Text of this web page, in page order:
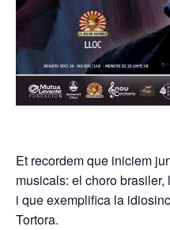
Et recordem que iniciem
musicals: el choro
i que exemplifica la
Tortora.